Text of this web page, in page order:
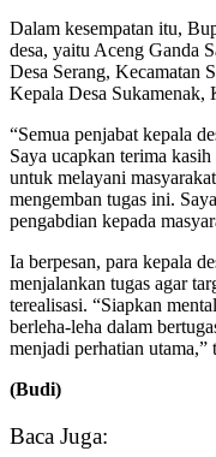
Dalam kesempatan itu,
desa, yaitu Aceng Ganda
Desa Serang, Kecamatan
Kepala Desa Sukamenak,
“Semua penjabat kepala
Saya ucapkan terima
untuk melayani
mengemban tugas ini.
pengabdian kepada
Ia berpesan, para kepala
menjalankan tugas agar
terealisasi. “Siapkan
berleha-leha dalam
menjadi perhatian utama,”
(Budi)
Baca Juga: